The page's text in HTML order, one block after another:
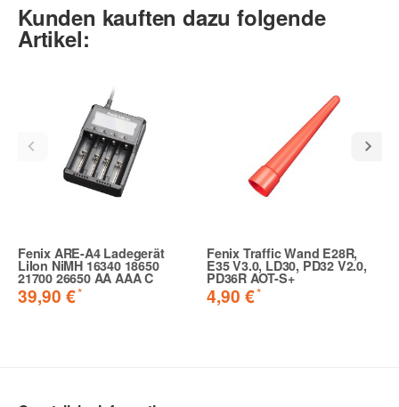
Kunden kauften dazu folgende
Artikel:
Fenix ARE-A4 Ladegerät
LiIon NiMH 16340 18650
21700 26650 AA AAA C
39,90 €*
Fenix Traffic Wand E28R,
E35 V3.0, LD30, PD32 V2.0,
PD36R AOT-S+
4,90 €*